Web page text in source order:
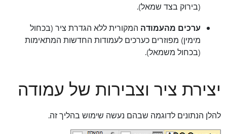
(בירוק בצד שמאל).
ערכים מהעמודה המקורית ללא הגדרת ציר (בכחול
מימין) מפוזרים כערכים לעמודות החדשות המתאימות
(בכחול משמאל).
יצירת ציר וצבירות של עמודה
להלן הנתונים לדוגמה שבהם נעשה שימוש בהליך זה.